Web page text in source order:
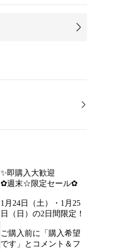
✨即購入大歓迎
✿週末☆限定セール✿
1月24日（土）・1月25
日（日）の2日間限定！
ご購入前に「購入希望
です」とコメント＆フ